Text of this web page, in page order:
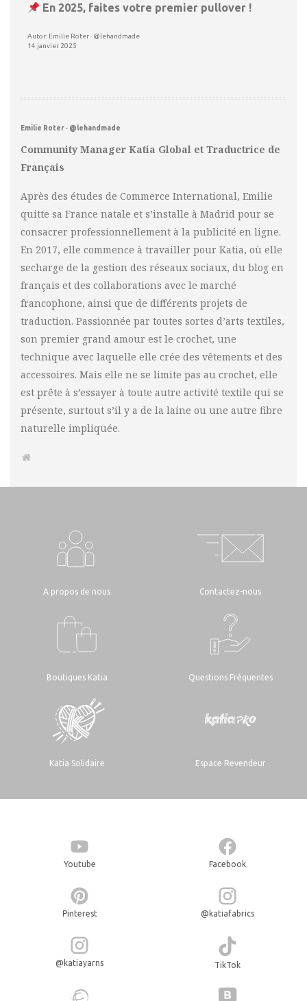
En 2025, faites votre premier pullover !
Autor: Emilie Roter · @lehandmade
14 janvier 2025
Emilie Roter · @lehandmade
Community Manager Katia Global et Traductrice de
Français
Après des études de Commerce International, Emilie
quitte sa France natale et s’installe à Madrid pour se
consacrer professionnellement à la publicité en ligne.
En 2017, elle commence à travailler pour Katia, où elle
secharge de la gestion des réseaux sociaux, du blog en
français et des collaborations avec le marché
francophone, ainsi que de différents projets de
traduction. Passionnée par toutes sortes d’arts textiles,
son premier grand amour est le crochet, une
technique avec laquelle elle crée des vêtements et des
accessoires. Mais elle ne se limite pas au crochet, elle
est prête à s’essayer à toute autre activité textile qui se
présente, surtout s’il y a de la laine ou une autre fibre
naturelle impliquée.
A propos de nous Contactez-nous
Boutiques Katia Questions Fréquentes
Katia Solidaire Espace Revendeur
Youtube Facebook
Pinterest @katiafabrics
@katiayarns TikTok